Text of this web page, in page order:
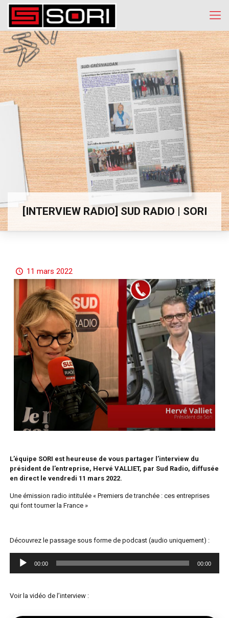
[INTERVIEW RADIO] SUD RADIO | SORI
11 mars 2022
L’équipe SORI est heureuse de vous partager l’interview du
président de l’entreprise, Hervé VALLIET, par Sud Radio, diffusée
en direct le vendredi 11 mars 2022.
Une émission radio intitulée « Premiers de tranchée : ces entreprises
qui font tourner la France »
Découvrez le passage sous forme de podcast (audio uniquement) :
Lecteur
audio
00:00 00:00
Voir la vidéo de l’interview :